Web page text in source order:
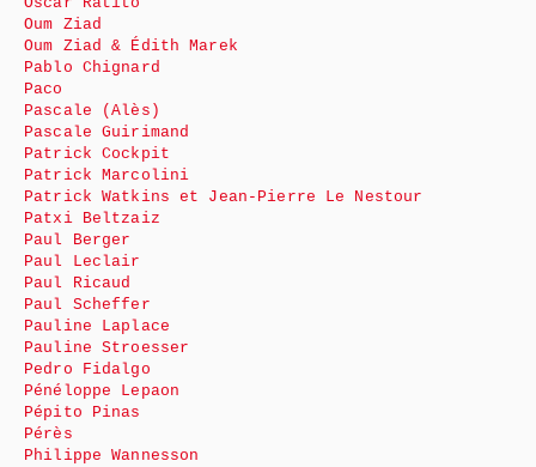
Oum Ziad
Oum Ziad & Édith Marek
Pablo Chignard
Paco
Pascale (Alès)
Pascale Guirimand
Patrick Cockpit
Patrick Marcolini
Patrick Watkins et Jean-Pierre Le Nestour
Patxi Beltzaiz
Paul Berger
Paul Leclair
Paul Ricaud
Paul Scheffer
Pauline Laplace
Pauline Stroesser
Pedro Fidalgo
Pénéloppe Lepaon
Pépito Pinas
Pérès
Philippe Wannesson